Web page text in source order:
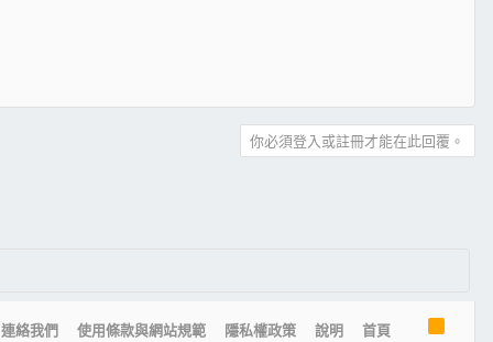
你必須登入或註冊才能在此回覆。
連絡我們 使用條款與網站規範 隱私權政策 說明 首頁